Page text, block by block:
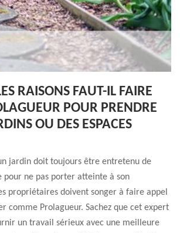
RAISONS FAUT-IL FAIRE
POUR PRENDRE
OU DES ESPACES
jardin doit toujours être entretenu de
pour ne pas porter atteinte à son
propriétaires doivent songer à faire appel
comme Prolagueur. Sachez que cet expert
un travail sérieux avec une meilleure